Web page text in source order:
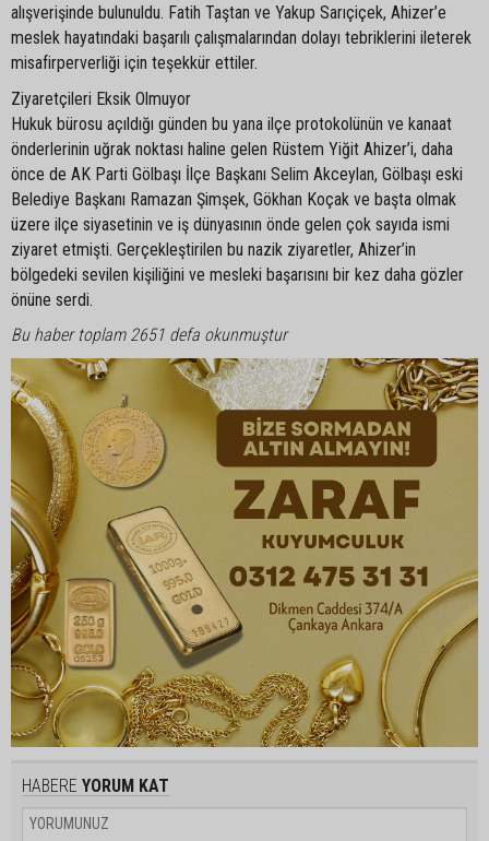
alışverişinde bulunuldu. Fatih Taştan ve Yakup Sarıçiçek, Ahizer’e
meslek hayatındaki başarılı çalışmalarından dolayı tebriklerini ileterek
misafirperverliği için teşekkür ettiler.
Ziyaretçileri Eksik Olmuyor
Hukuk bürosu açıldığı günden bu yana ilçe protokolünün ve kanaat
önderlerinin uğrak noktası haline gelen Rüstem Yiğit Ahizer’i, daha
önce de AK Parti Gölbaşı İlçe Başkanı Selim Akceylan, Gölbaşı eski
Belediye Başkanı Ramazan Şimşek, Gökhan Koçak ve başta olmak
üzere ilçe siyasetinin ve iş dünyasının önde gelen çok sayıda ismi
ziyaret etmişti. Gerçekleştirilen bu nazik ziyaretler, Ahizer’in
bölgedeki sevilen kişiliğini ve mesleki başarısını bir kez daha gözler
önüne serdi.
Bu haber toplam 2651 defa okunmuştur
HABERE YORUM KAT